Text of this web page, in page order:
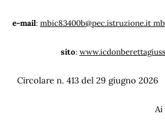
e-mail: mbic83400b@pec.istruzione.it
sito:
Circolare n. 413 del 29 giugno 2026